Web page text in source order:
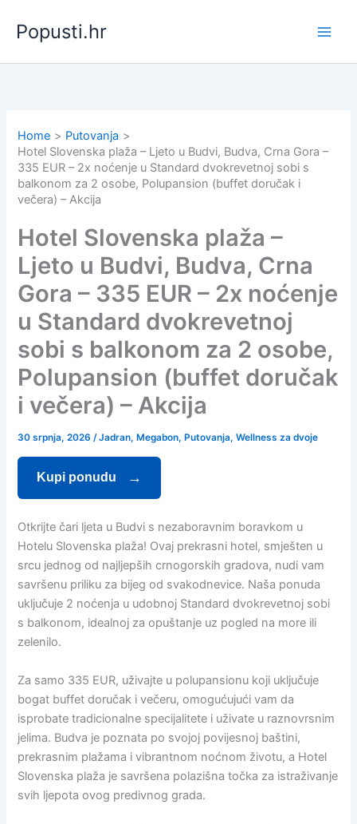
content
Popusti.hr
Home
Putovanja
Hotel Slovenska plaža – Ljeto u Budvi, Budva, Crna Gora –
335 EUR – 2x noćenje u Standard dvokrevetnoj sobi s
balkonom za 2 osobe, Polupansion (buffet doručak i
večera) – Akcija
Hotel Slovenska plaža –
Ljeto u Budvi, Budva, Crna
Gora – 335 EUR – 2x noćenje
u Standard dvokrevetnoj
sobi s balkonom za 2 osobe,
Polupansion (buffet doručak
i večera) – Akcija
30 srpnja, 2026/Jadran, Megabon, Putovanja,Wellness za dvoje
Kupi ponudu
Otkrijte čari ljeta u Budvi s nezaboravnim boravkom u
Hotelu Slovenska plaža! Ovaj prekrasni hotel, smješten u
srcu jednog od najljepših crnogorskih gradova, nudi vam
savršenu priliku za bijeg od svakodnevice. Naša ponuda
uključuje 2 noćenja u udobnoj Standard dvokrevetnoj sobi
s balkonom, idealnoj za opuštanje uz pogled na more ili
zelenilo.
Za samo 335 EUR, uživajte u polupansionu koji uključuje
bogat buffet doručak i večeru, omogućujući vam da
isprobate tradicionalne specijalitete i uživate u raznovrsnim
jelima. Budva je poznata po svojoj povijesnoj baštini,
prekrasnim plažama i vibrantnom noćnom životu, a Hotel
Slovenska plaža je savršena polazišna točka za istraživanje
svih ljepota ovog predivnog grada.